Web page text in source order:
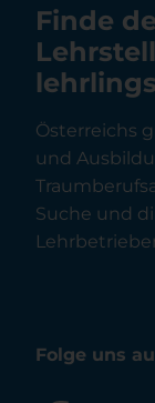
Finde
Österreichs
und
Suche und
Folge uns